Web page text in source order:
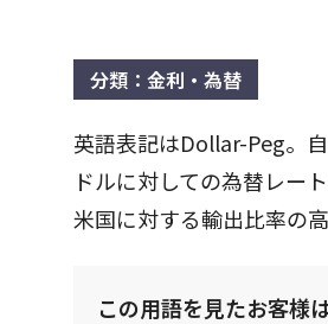
分類：金利・為替
英語表記はDollar-Peg。
ドルに対しての為替レー
米国に対する輸出比率の
この用語を見たお客様